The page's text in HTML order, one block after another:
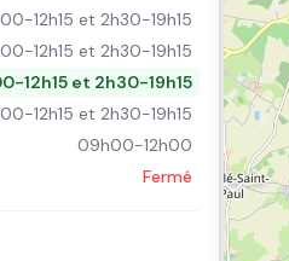
12h15 et 2h30-19h15
12h15 et 2h30-19h15
12h15 et 2h30-19h15
12h15 et 2h30-19h15
09h00-12h00
Fermé